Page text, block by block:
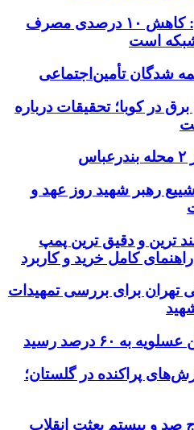
مدیرعامل برق تهران: کاهش ۱۰ درصدی مصرف
شبکه است
در کوبا؛ تحقیقات درباره
رهبر شهید روز عهد و
ترین و دقیق‌ ترین پمپ
کامل خرید و کاربرد
تهران برای بررسی تمهیدات
۶۰ درصد رسید
پراکنده در گلستان؛
صد و بیستم بعثت انقلاب